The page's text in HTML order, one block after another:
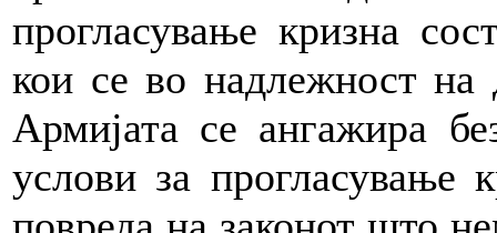
прогласување кризна
кои се во надлежност на
Армијата се ангажира
услови за прогласување